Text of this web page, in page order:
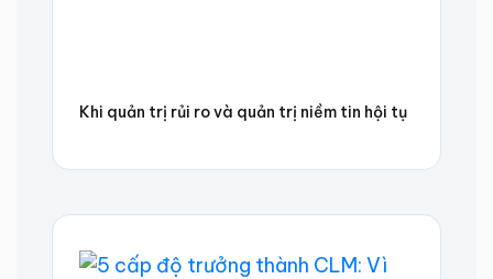
Khi quản trị rủi ro và quản trị niềm tin hội tụ